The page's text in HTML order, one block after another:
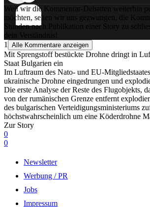
Weil wir die Kommentar-Debatten weiterhin
möchten, sehen wir uns gezwungen, die
Stunden nach Publikation einer Story zu
dein Verständnis!
1
Alle Kommentare anzeigen
Mit Sprengstoff bestückte Drohne dringt in
Staat Bulgarien ein
Im Luftraum des Nato- und EU-
ukrainische Drohne eingedrungen und
Die erste Analyse der Reste des Flugobjekts,
von der rumänischen Grenze entfernt
des bulgarischen Verteidigungsministeriums
höchstwahrscheinlich um eine Köderdrohne
Zur Story
0
0
Newsletter
Werbung / PR
Jobs
Impressum